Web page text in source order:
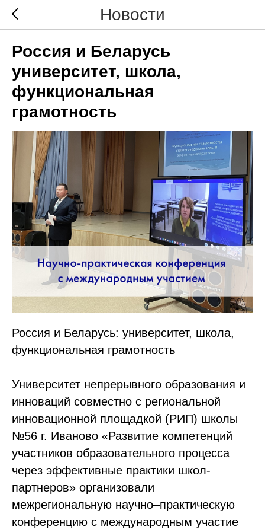
Новости
Россия и Беларусь
университет, школа,
функциональная
грамотность
Россия и Беларусь: университет, школа,
функциональная грамотность
Университет непрерывного образования и
инноваций совместно с региональной
инновационной площадкой (РИП) школы
№56 г. Иваново «Развитие компетенций
участников образовательного процесса
через эффективные практики школ-
партнеров» организовали
межрегиональную научно–практическую
конференцию с международным участие